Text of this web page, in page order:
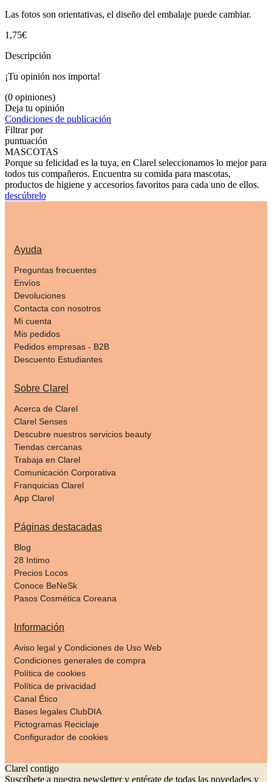
Las fotos son orientativas, el diseño del embalaje puede cambiar.
1,75€
Descripción
¡Tu opinión nos importa!
(0 opiniones)
Deja tu opinión
Condiciones de publicación
Filtrar por
puntuación
MASCOTAS
Porque su felicidad es la tuya, en Clarel seleccionamos lo mejor para
todos tus compañeros. Encuentra su comida para mascotas,
productos de higiene y accesorios favoritos para cada uno de ellos.
descúbrelo
Ayuda
Preguntas frecuentes
Envíos
Devoluciones
Contacta con nosotros
Mi cuenta
Mis pedidos
Pedidos empresas - B2B
Descuento Estudiantes
Sobre Clarel
Acerca de Clarel
Clarel Senses
Descubre nuestros servicios beauty
Tiendas cercanas
Trabaja en Clarel
Comunicación Corporativa
Franquicias Clarel
App Clarel
Páginas destacadas
Blog
28 Intimo
Precios Locos
Conoce BeNeSk
Pasos Cosmética Coreana
Información
Aviso legal y Condiciones de Uso Web
Condiciones generales de compra
Política de cookies
Política de privacidad
Canal Ético
Bases legales ClubDIA
Pictogramas Reciclaje
Configurador de cookies
Clarel contigo
Suscríbete a nuestra newsletter y entérate de todas las novedades y